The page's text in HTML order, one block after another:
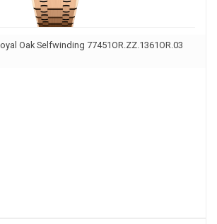
Oak Selfwinding 77451OR.ZZ.1361OR.03